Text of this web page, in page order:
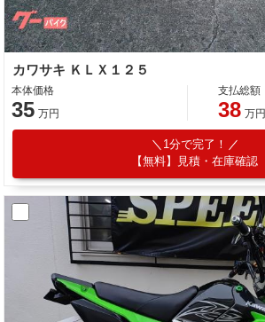
カワサキ ＫＬＸ１２５
本体価格
35 万円
支払総額
38 万円
1分で完了！
【無料】見積・在庫確認